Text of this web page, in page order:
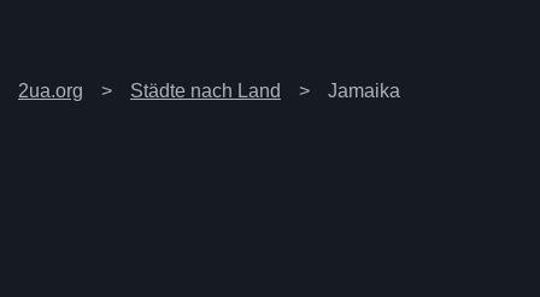
2ua.org Städte nach Land Jamaika